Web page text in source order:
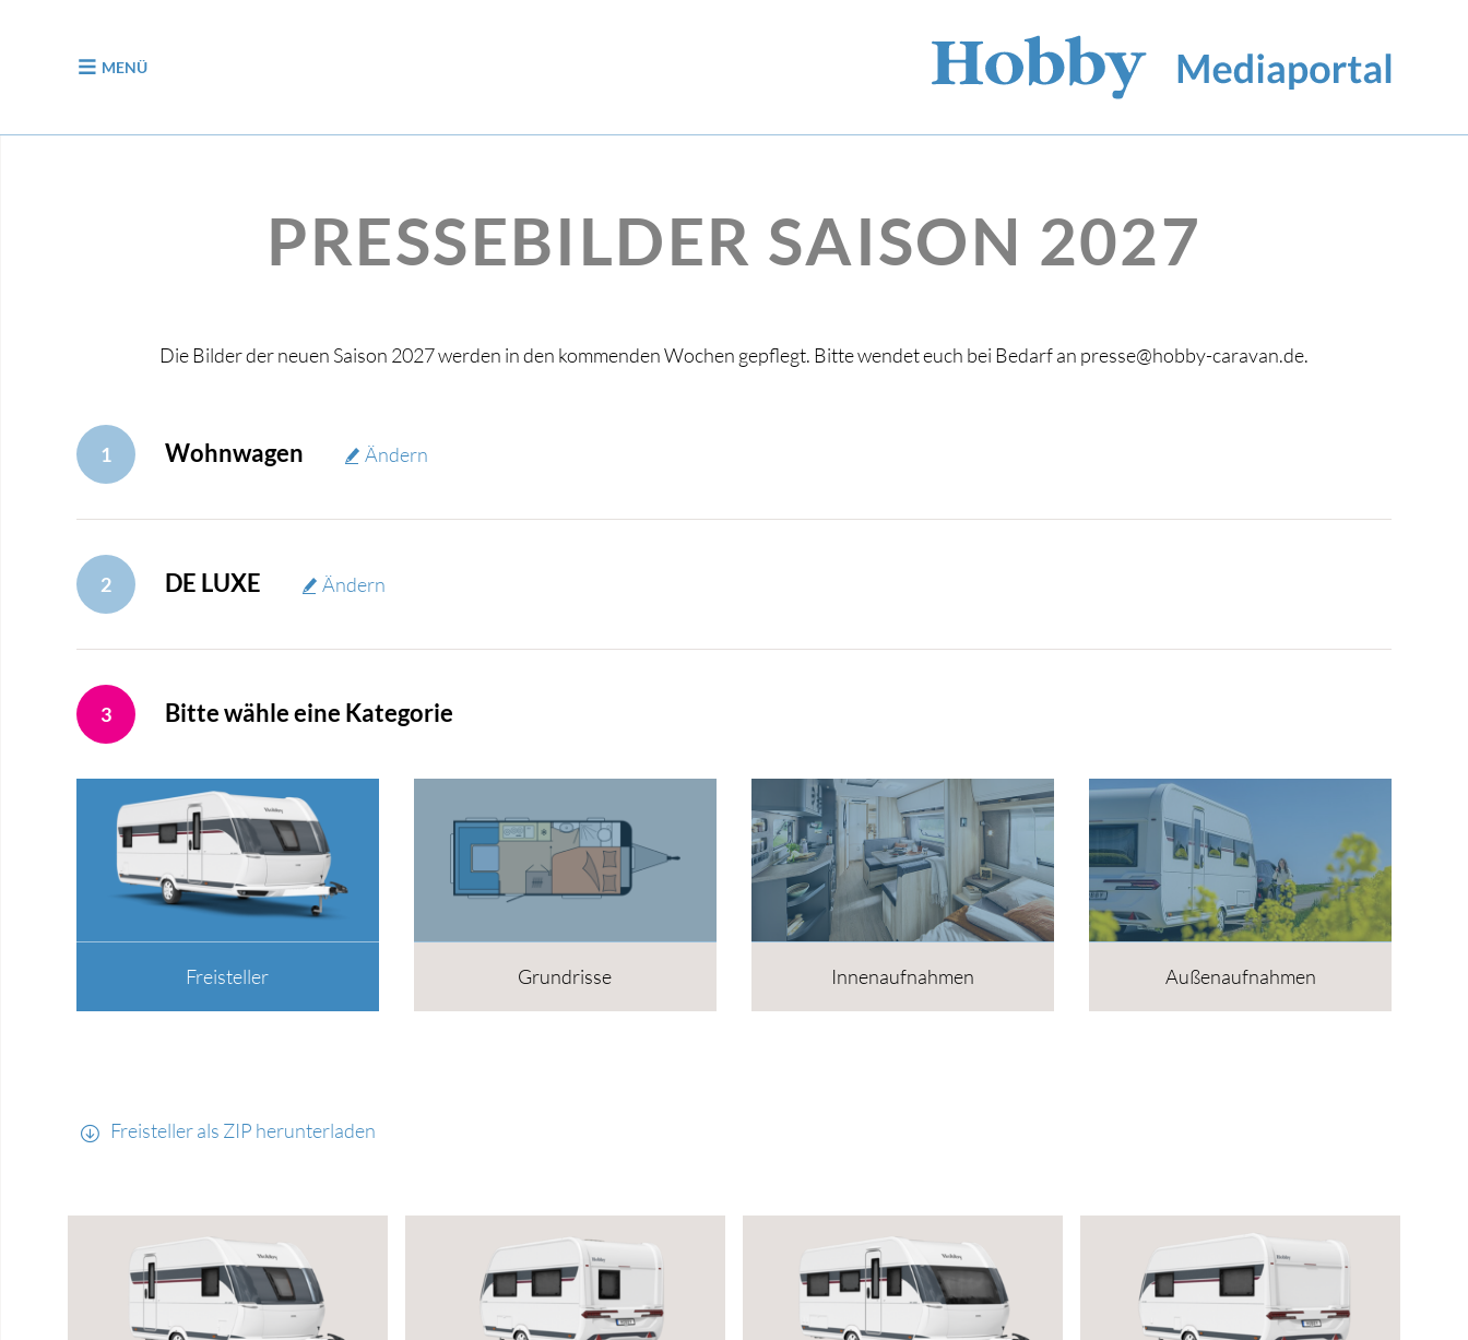
MENÜ
PRESSEBILDER SAISON 2027
Die Bilder der neuen Saison 2027 werden in den kommenden Wochen gepflegt. Bitte wendet euch bei Bedarf an presse@hobby-caravan.de.
1 Wohnwagen Ändern
2 DE LUXE Ändern
3 Bitte wähle eine Kategorie
Freisteller Grundrisse Innenaufnahmen Außenaufnahmen
Freisteller als ZIP herunterladen